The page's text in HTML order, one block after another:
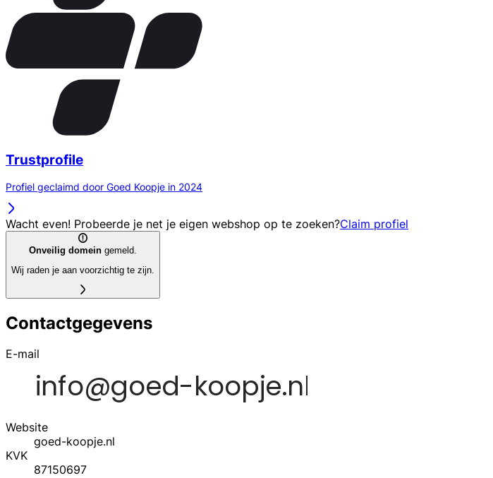
Trustprofile
Profiel geclaimd door Goed Koopje in 2024
Wacht even! Probeerde je net je eigen webshop op te zoeken?Claim profiel
Onveilig domein gemeld.
Wij raden je aan voorzichtig te zijn.
Contactgegevens
E-mail
Website
goed-koopje.nl
KVK
87150697